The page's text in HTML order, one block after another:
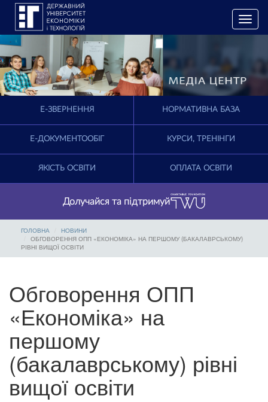
T
o
e
i
a
E-ЗВЕРНЕННЯ НОРМАТИВНА БАЗА
Е-ДОКУМЕНТООБІГ КУРСИ, ТРЕНІНГИ
ЯКІСТЬ ОСВІТИ ОПЛАТА ОСВІТИ
Долучайся та підтримуй
ГОЛОВНА
НОВИНИ
ОБГОВОРЕННЯ ОПП «ЕКОНОМІКА» НА ПЕРШОМУ (БАКАЛАВРСЬКОМУ)
РІВНІ ВИЩОЇ ОСВІТИ
Обговорення ОПП
«Економіка» на
першому
(бакалаврському) рівні
вищої освіти